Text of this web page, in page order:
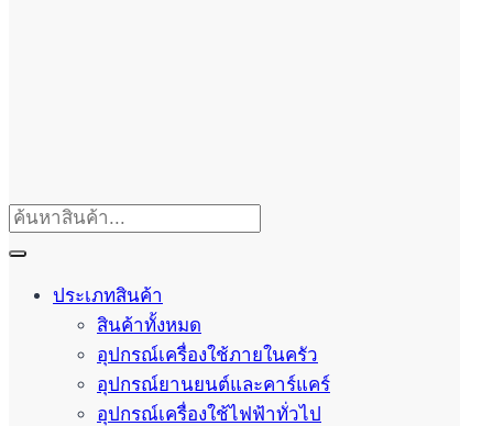
ประเภทสินค้า
สินค้าทั้งหมด
อุปกรณ์เครื่องใช้ภายในครัว
อุปกรณ์ยานยนต์และคาร์แคร์
อุปกรณ์เครื่องใช้ไฟฟ้าทั่วไป